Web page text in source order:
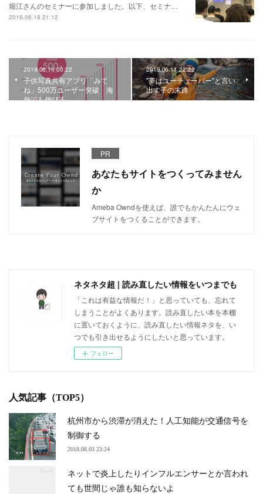
堀江さんのセミナーに参加しました。以下、セミナ…
2019.06.18 21:12
2019.06.14 00:22
子供写真共有アプリ「みて
ね」500万ユーザー突破 海
外でも伸びる
2019.06.11 22:22
"夢はユーチューバー"と言い
出す子の末路
PR
あなたもサイトをつくってみません
か
Ameba Owndを使えば、誰でもかんたんにウェ
ブサイトをつくることができます。
ネタネタ超 | 読み直したい情報をいつまでも
「これは有益な情報だ！」と思っていても、忘れて
しまうことがよくあります。読み直したい本を本棚
に置いておくように、読み直したい情報ネタを、い
つでも引き出せるようにしたいと思っています。
フォロー
人気記事（TOP5）
杭州市から渋滞が消えた！人工知能が交通信号を
制御する
2018.08.03 23:24
ネットで炎上したりインフルエンサーとか言われ
ても世間じゃ誰も知らないよ